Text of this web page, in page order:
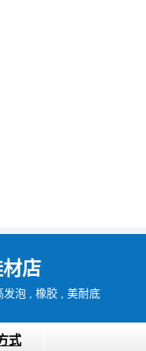
店
发泡 , 橡胶 , 美耐底
式